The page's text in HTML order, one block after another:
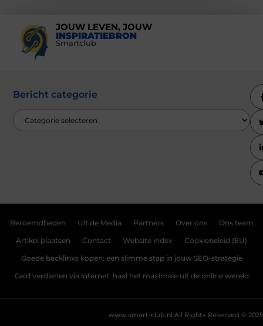
JOUW LEVEN, JOUW
INSPIRATIEBRON
Smartclub
Bericht categorie
Beroemdheden Uit de Media Partners Over ons Ons team
Artikel plaatsen Contact Website index Cookiebeleid (EU)
Goede backlinks kopen: een slimme stap in jouw SEO-strategie
Geld verdienen via internet: haal het maximale uit de online wereld
All Rights Reserved © 2025
www.smart-club.nl.